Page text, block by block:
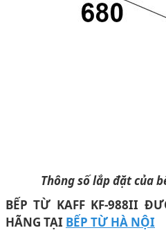
Thông số lắp đặt của
BẾP TỪ KAFF KF-988II
HÃNG TẠI BẾP TỪ HÀ NỘI